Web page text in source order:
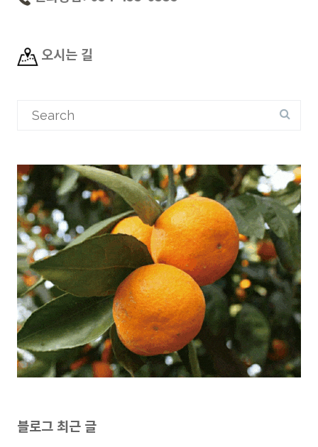
오시는 길
Search
for:
블로그 최근 글